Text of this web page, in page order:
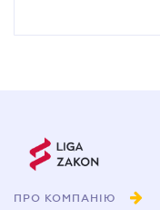
ПРО КОМПАНІЮ